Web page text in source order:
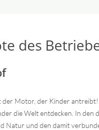
des
der Motor, der Kinder
die Welt entdecken. In den
Natur und den damit